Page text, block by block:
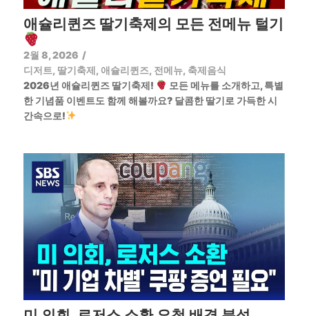
애슐리퀸즈 딸기축제의 모든 전메뉴 털기
2월 8, 2026 /
디저트, 딸기축제, 애슐리퀸즈, 전메뉴, 축제음식
2026년 애슐리퀸즈 딸기축제!
모든 메뉴를 소개하고, 특별
한 기념품 이벤트도 함께 해볼까요? 달콤한 딸기로 가득한 시
간속으로!